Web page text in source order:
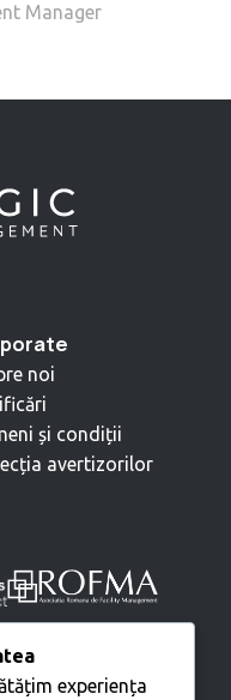
Manager
noi
și condiții
avertizorilor
experiența